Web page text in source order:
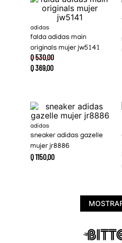
adidas
falda adidas main
originals mujer jw5141
Q530.00
Q369.00
adidas
sneaker adidas gazelle
mujer jr8886
Q1150.00